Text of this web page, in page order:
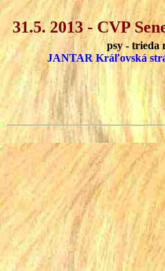
31.5. 2013 - CVP
psy - trieda
JANTAR Kráľovská